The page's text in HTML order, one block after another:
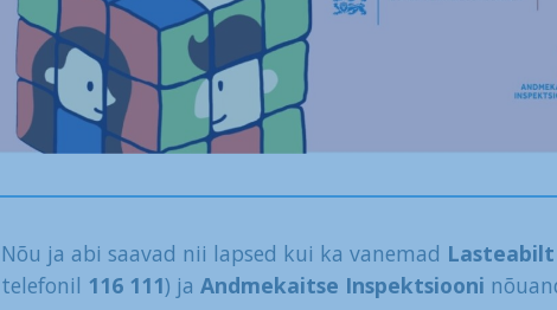
Nõu ja abi saavad nii lapsed kui ka vanemad Lasteabilt
telefonil 116 111) jaAndmekaitse Inspektsiooni